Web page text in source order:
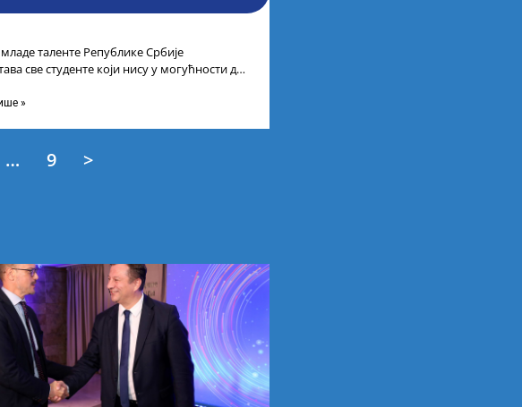
таленте Републике Србије
све студенте који нису у могућности да
»
… 9 >